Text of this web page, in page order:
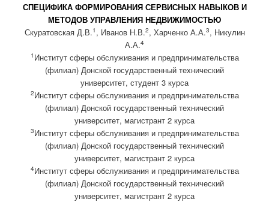
СПЕЦИФИКА ФОРМИРОВАНИЯ СЕРВИСНЫХ НАВЫКОВ И
МЕТОДОВ УПРАВЛЕНИЯ НЕДВИЖИМОСТЬЮ
Скуратовская Д.В.1 , Иванов Н.В.2, Харченко А.А.3, Никулин
А.А.4
1 Институт сферы обслуживания и предпринимательства
(филиал) Донской государственный технический
университет, студент 3 курса
2Институт сферы обслуживания и предпринимательства
(филиал) Донской государственный технический
университет, магистрант 2 курса
3Институт сферы обслуживания и предпринимательства
(филиал) Донской государственный технический
университет, магистрант 2 курса
4Институт сферы обслуживания и предпринимательства
(филиал) Донской государственный технический
университет, магистрант 2 курса